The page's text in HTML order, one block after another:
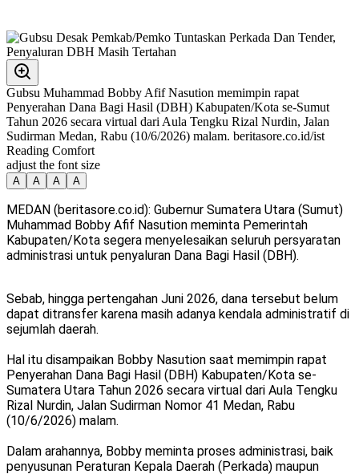
Gubsu Muhammad Bobby Afif Nasution memimpin rapat
Penyerahan Dana Bagi Hasil (DBH) Kabupaten/Kota se-Sumut
Tahun 2026 secara virtual dari Aula Tengku Rizal Nurdin, Jalan
Sudirman Medan, Rabu (10/6/2026) malam. beritasore.co.id/ist
Reading Comfort
adjust the font size
A A A A
MEDAN (beritasore.co.id): Gubernur Sumatera Utara (Sumut)
Muhammad Bobby Afif Nasution meminta Pemerintah
Kabupaten/Kota segera menyelesaikan seluruh persyaratan
administrasi untuk penyaluran Dana Bagi Hasil (DBH).
Sebab, hingga pertengahan Juni 2026, dana tersebut belum
dapat ditransfer karena masih adanya kendala administratif di
sejumlah daerah.
Hal itu disampaikan Bobby Nasution saat memimpin rapat
Penyerahan Dana Bagi Hasil (DBH) Kabupaten/Kota se-
Sumatera Utara Tahun 2026 secara virtual dari Aula Tengku
Rizal Nurdin, Jalan Sudirman Nomor 41 Medan, Rabu
(10/6/2026) malam.
Dalam arahannya, Bobby meminta proses administrasi, baik
penyusunan Peraturan Kepala Daerah (Perkada) maupun